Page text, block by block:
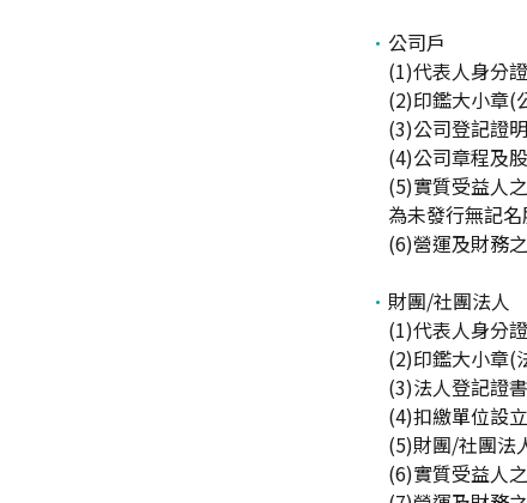
公司戶
(1)代表人身分
(2)印鑑大小章(
(3)公司登記證
(4)公司章程及
(5)實質受益人
為未發行無記
(6)營運及財務
財團/社團法人
(1)代表人身分
(2)印鑑大小章(
(3)法人登記證
(4)扣繳單位設
(5)財團/社團法
(6)實質受益人